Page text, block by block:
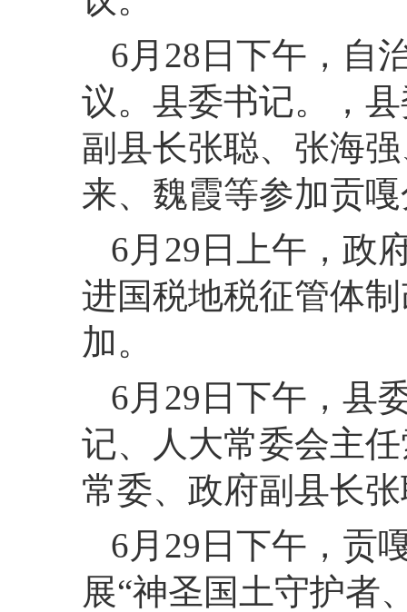
6月28日下午，自
议。县委书记。，
副县长张聪、张海
来、魏霞等参加贡
6月29日上午，政
进国税地税征管体
加。
6月29日下午，县
记、人大常委会主
常委、政府副县长
6月29日下午，贡
展“神圣国土守护者